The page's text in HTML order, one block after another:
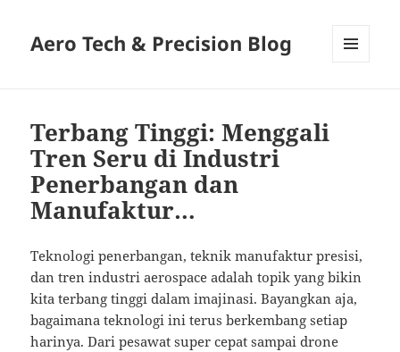
Aero Tech & Precision Blog
Terbang Tinggi: Menggali
Tren Seru di Industri
Penerbangan dan
Manufaktur…
Teknologi penerbangan, teknik manufaktur presisi,
dan tren industri aerospace adalah topik yang bikin
kita terbang tinggi dalam imajinasi. Bayangkan aja,
bagaimana teknologi ini terus berkembang setiap
harinya. Dari pesawat super cepat sampai drone